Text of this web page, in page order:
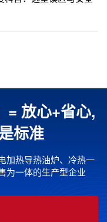
= 放心+省心,
标准
加热导热油炉、冷热一
为一体的生产型企业